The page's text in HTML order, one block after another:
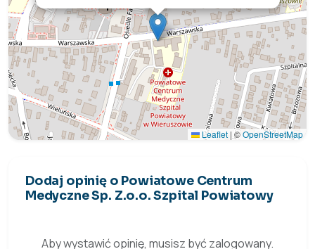
Leaflet | ©OpenStreetMap
Dodaj opinię o Powiatowe Centrum
Medyczne Sp. Z.o.o. Szpital Powiatowy
Aby wystawić opinię, musisz być zalogowany.